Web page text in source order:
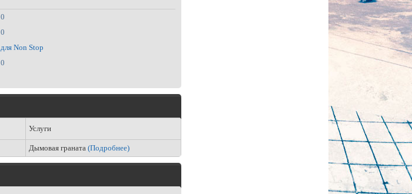
0
0
для Non Stop
0
Услуги
Дымовая граната (Подробнее)